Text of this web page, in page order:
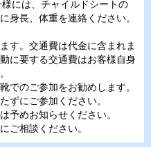
には、チャイルドシートの
身長、体重を連絡ください。
す。交通費は代金に含まれま
に要する交通費はお客様自身
でのご参加をお勧めします。
ずにご参加ください。
予めお知らせください。
ご相談ください。